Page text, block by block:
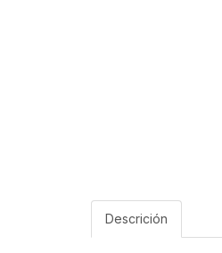
Descrición